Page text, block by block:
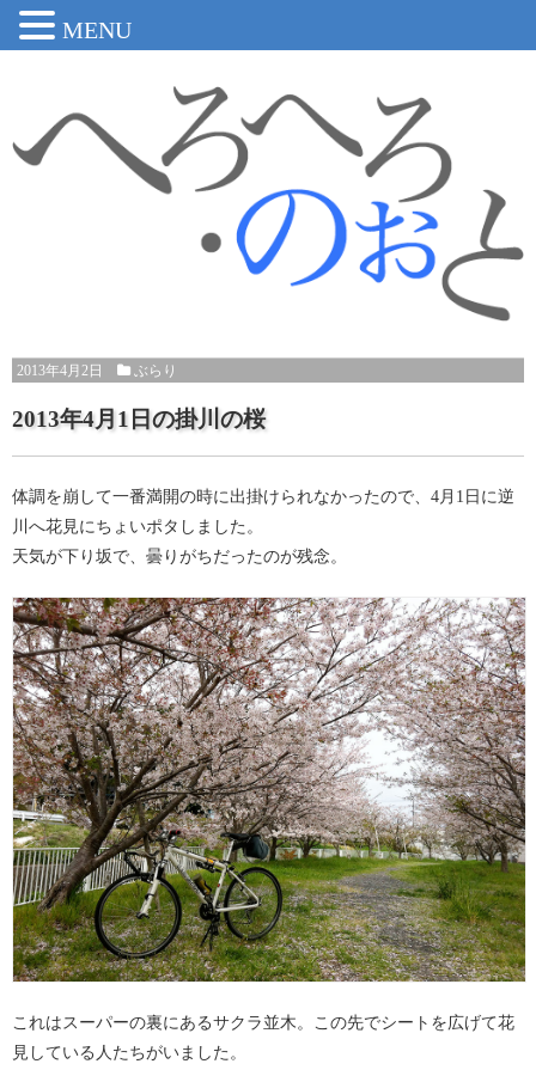
2013年4月2日 ぶらり
2013年4月1日の掛川の桜
体調を崩して一番満開の時に出掛けられなかったので、4月1日に逆
川へ花見にちょいポタしました。
天気が下り坂で、曇りがちだったのが残念。
これはスーパーの裏にあるサクラ並木。この先でシートを広げて花
見している人たちがいました。
MENU